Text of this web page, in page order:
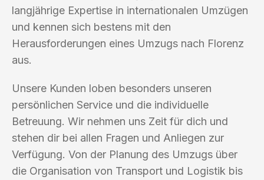
langjährige Expertise in internationalen Umzügen
und kennen sich bestens mit den
Herausforderungen eines Umzugs nach Florenz
aus.
Unsere Kunden loben besonders unseren
persönlichen Service und die individuelle
Betreuung. Wir nehmen uns Zeit für dich und
stehen dir bei allen Fragen und Anliegen zur
Verfügung. Von der Planung des Umzugs über
die Organisation von Transport und Logistik bis